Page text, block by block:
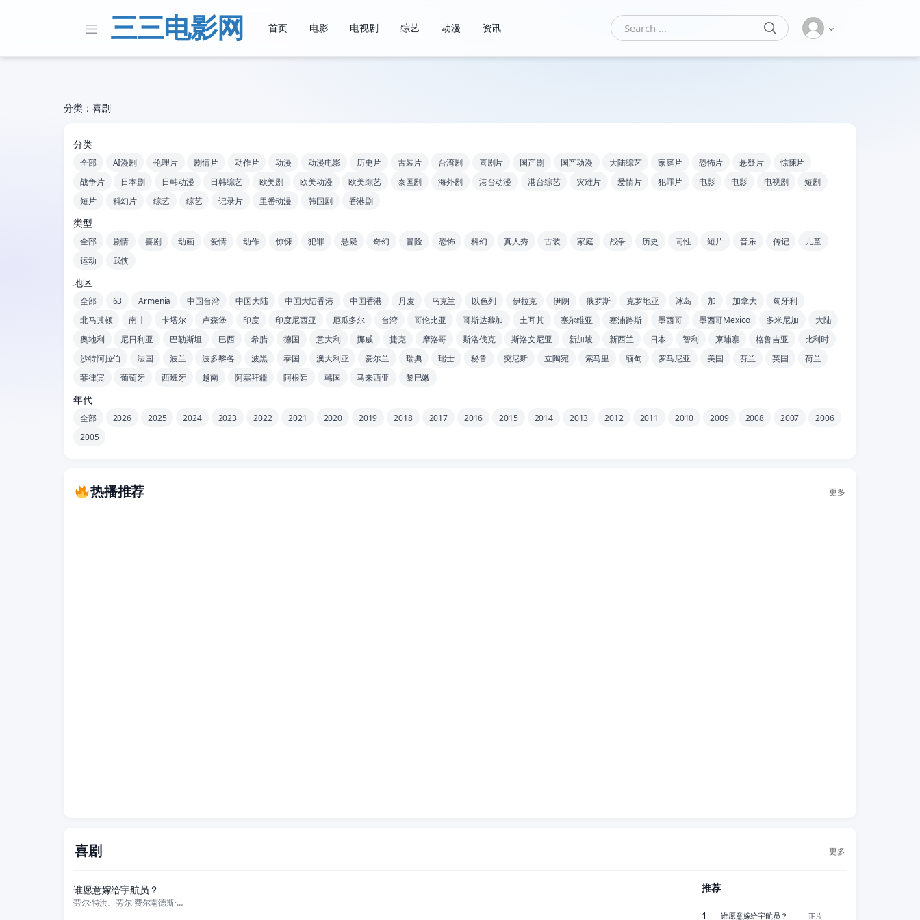
三三电影网 首页 电影 电视剧 综艺 动漫 资讯
Search for:
SEARCH
分类：喜剧
分类
全部 AI漫剧 伦理片 剧情片 动作片 动漫 动漫电影 历史片 古装片 台湾剧 喜剧片 国产剧 国产动漫 大陆综艺 家庭片 恐怖片 悬疑片
惊悚片
战争片
日本剧 日韩动漫 日韩综艺 欧美剧 欧美动漫 欧美综艺 泰国剧 海外剧 港台动漫 港台综艺 灾难片 爱情片 犯罪片 电影 电影 电视剧
短剧
短片
科幻片 综艺 综艺 记录片 里番动漫 韩国剧 香港剧
类型
全部 剧情 喜剧 动画 爱情 动作 惊悚 犯罪 悬疑 奇幻 冒险 恐怖 科幻 真人秀 古装 家庭 战争 历史 同性 短片 音乐 传记
儿童
运动
武侠
地区
全部 63 Armenia 中国台湾 中国大陆 中国大陆香港 中国香港 丹麦 乌克兰 以色列 伊拉克 伊朗 俄罗斯 克罗地亚 冰岛 加 加拿大
匈牙利
北马其顿
南非 卡塔尔 卢森堡 印度 印度尼西亚 厄瓜多尔 台湾 哥伦比亚 哥斯达黎加 土耳其 塞尔维亚 塞浦路斯 墨西哥 墨西哥Mexico 多米尼加
大陆
奥地利
尼日利亚 巴勒斯坦 巴西 希腊 德国 意大利 挪威 捷克 摩洛哥 斯洛伐克 斯洛文尼亚 新加坡 新西兰 日本 智利 柬埔寨 格鲁吉亚
比利时
沙特阿拉伯
法国 波兰 波多黎各 波黑 泰国 澳大利亚 爱尔兰 瑞典 瑞士 秘鲁 突尼斯 立陶宛 索马里 缅甸 罗马尼亚 美国 芬兰 英国
荷兰
菲律宾
葡萄牙 西班牙 越南 阿塞拜疆 阿根廷 韩国 马来西亚 黎巴嫩
年代
全部 2026 2025 2024 2023 2022 2021 2020 2019 2018 2017 2016 2015 2014 2013 2012 2011 2010 2009 2008 2007
2006
2005
热播推荐 更多
喜剧
更多
谁愿意嫁给宇航员？
劳尔·特洪、劳尔·费尔南德斯·德巴勃罗、亚历杭德罗·诺斯、Sabrina
推荐
1 谁愿意嫁给宇航员？ 正片